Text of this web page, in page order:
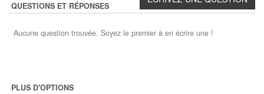
QUESTIONS ET RÉPONSES
Aucune question trouvée. Soyez le premier à en écrire une !
PLUS D'OPTIONS